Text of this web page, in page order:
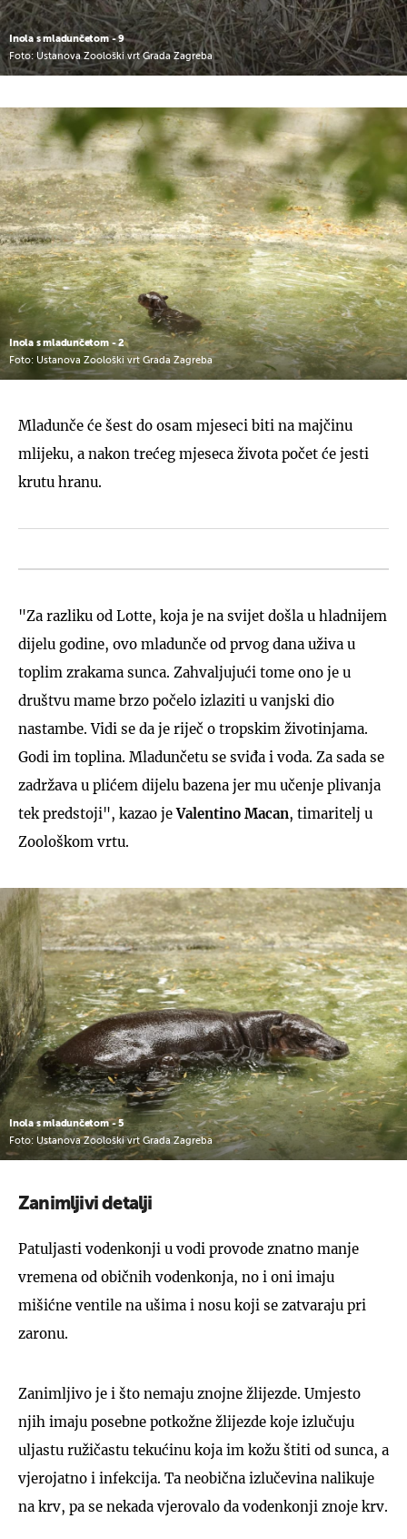
Inola s mladunčetom - 9
Foto: Ustanova Zoološki vrt Grada Zagreba
Inola s mladunčetom - 2
Foto: Ustanova Zoološki vrt Grada Zagreba
Mladunče će šest do osam mjeseci biti na majčinu
mlijeku, a nakon trećeg mjeseca života počet će jesti
krutu hranu.
"Za razliku od Lotte, koja je na svijet došla u hladnijem
dijelu godine, ovo mladunče od prvog dana uživa u
toplim zrakama sunca. Zahvaljujući tome ono je u
društvu mame brzo počelo izlaziti u vanjski dio
nastambe. Vidi se da je riječ o tropskim životinjama.
Godi im toplina. Mladunčetu se sviđa i voda. Za sada se
zadržava u plićem dijelu bazena jer mu učenje plivanja
tek predstoji", kazao jeValentino Macan, timaritelj u
Zoološkom vrtu.
Inola s mladunčetom - 5
Foto: Ustanova Zoološki vrt Grada Zagreba
Zanimljivi detalji
Patuljasti vodenkonji u vodi provode znatno manje
vremena od običnih vodenkonja, no i oni imaju
mišićne ventile na ušima i nosu koji se zatvaraju pri
zaronu.
Zanimljivo je i što nemaju znojne žlijezde. Umjesto
njih imaju posebne potkožne žlijezde koje izlučuju
uljastu ružičastu tekućinu koja im kožu štiti od sunca, a
vjerojatno i infekcija. Ta neobična izlučevina nalikuje
na krv, pa se nekada vjerovalo da vodenkonji znoje krv.